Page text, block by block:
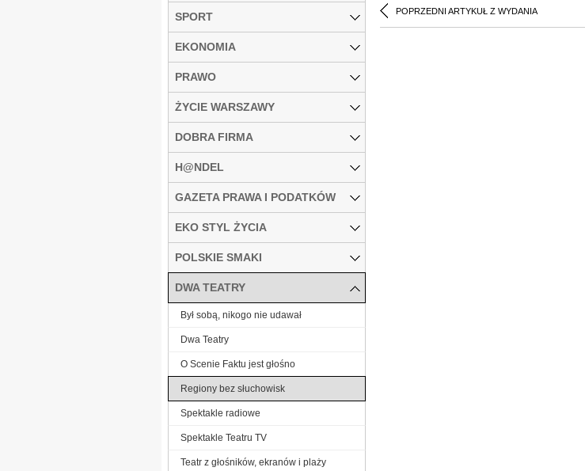
POPRZEDNI ARTYKUŁ Z WYDANIA
SPORT
EKONOMIA
PRAWO
ŻYCIE WARSZAWY
DOBRA FIRMA
H@NDEL
GAZETA PRAWA I PODATKÓW
EKO STYL ŻYCIA
POLSKIE SMAKI
DWA TEATRY
Był sobą, nikogo nie udawał
Dwa Teatry
O Scenie Faktu jest głośno
Regiony bez słuchowisk
Spektakle radiowe
Spektakle Teatru TV
Teatr z głośników, ekranów i plaży